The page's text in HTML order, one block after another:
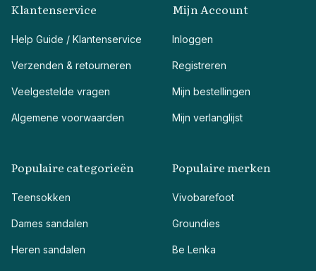
Klantenservice
Help Guide / Klantenservice
Verzenden & retourneren
Veelgestelde vragen
Algemene voorwaarden
Mijn Account
Inloggen
Registreren
Mijn bestellingen
Mijn verlanglijst
Populaire categorieën
Teensokken
Dames sandalen
Heren sandalen
Populaire merken
Vivobarefoot
Groundies
Be Lenka